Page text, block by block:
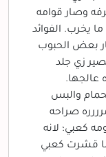
وصار قوامه
يخرب. الفوائد
بعض الحبوب
زي جلد
عالجها.
والبس
صراحه
كعبي؛ لانه
ما قشرت كعبي